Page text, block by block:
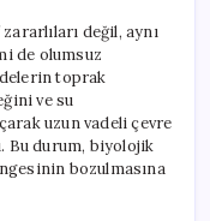
değil, aynı
de olumsuz
toprak
ve su
uzun vadeli çevre
Bu durum, biyolojik
bozulmasına